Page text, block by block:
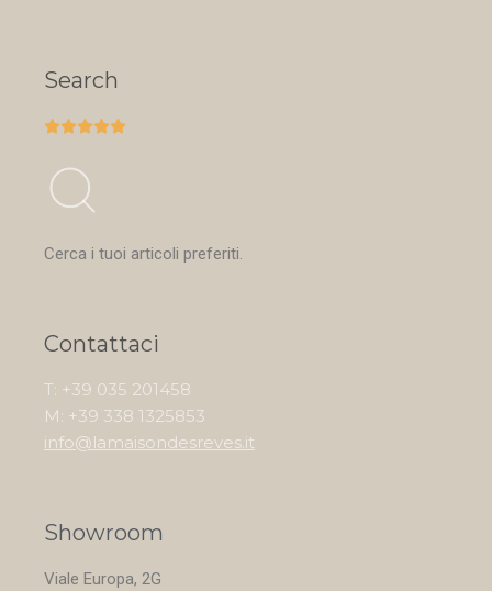
Search

Cerca i tuoi articoli preferiti.
Contattaci
T: +39 035 201458
M: +39 338 1325853
info@lamaisondesreves.it
Showroom
Viale Europa, 2G